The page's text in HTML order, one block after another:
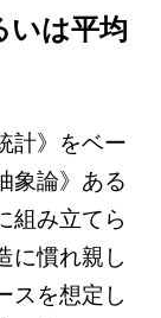
いは平均
計》をベー
象論》ある
組み立てら
に慣れ親し
スを想定し